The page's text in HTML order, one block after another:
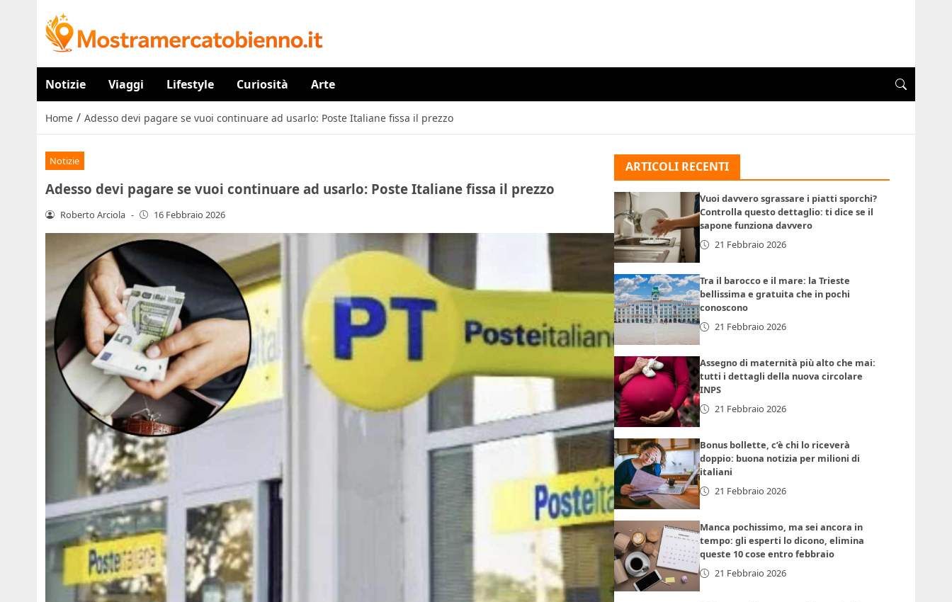
Notizie Viaggi Lifestyle Curiosità Arte
Home / Adesso devi pagare se vuoi continuare ad usarlo: Poste Italiane fissa il prezzo
Notizie
Adesso devi pagare se vuoi continuare ad usarlo: Poste Italiane fissa il prezzo
Roberto Arciola - 16 Febbraio 2026
ARTICOLI RECENTI
Vuoi davvero sgrassare i piatti sporchi?
Controlla questo dettaglio: ti dice se il
sapone funziona davvero
21 Febbraio 2026
Tra il barocco e il mare: la Trieste
bellissima e gratuita che in pochi
conoscono
21 Febbraio 2026
Assegno di maternità più alto che mai:
tutti i dettagli della nuova circolare
INPS
21 Febbraio 2026
Bonus bollette, c’è chi lo riceverà
doppio: buona notizia per milioni di
italiani
21 Febbraio 2026
Manca pochissimo, ma sei ancora in
tempo: gli esperti lo dicono, elimina
queste 10 cose entro febbraio
21 Febbraio 2026